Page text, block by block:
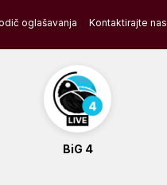
oglašavanja Kontaktirajte nas
BiG 4